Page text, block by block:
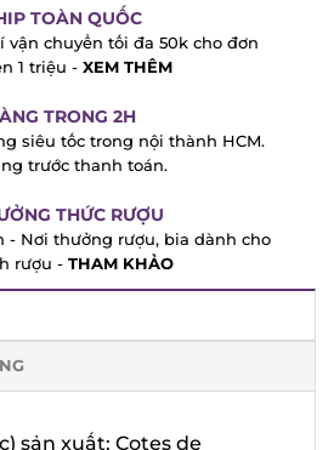
TOÀN QUỐC
vận chuyển tối đa 50k cho đơn
1 triệu -
XEM THÊM
TRONG 2H
siêu tốc trong nội thành HCM.
trước thanh toán.
THỨC RƯỢU
- Nơi thưởng rượu, bia dành cho
rượu -
THAM KHẢO
sản xuất: Cotes de